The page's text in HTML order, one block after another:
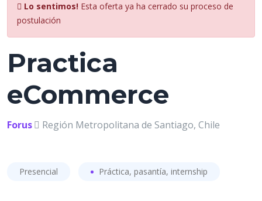
Lo sentimos! Esta oferta ya ha cerrado su proceso de
postulación
Practica
eCommerce
Forus Región Metropolitana de Santiago, Chile
Presencial Práctica, pasantía, internship